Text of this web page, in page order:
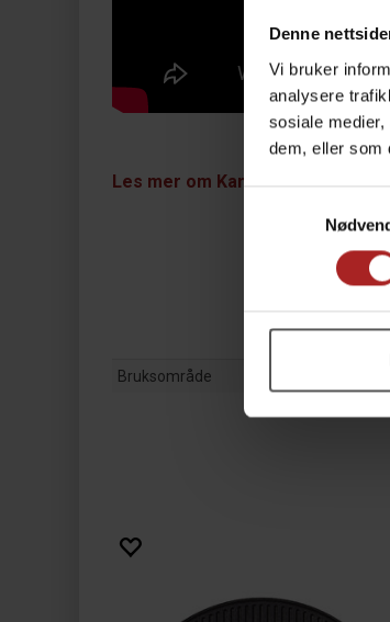
Denne
Vi bruker
analysere
sosiale
dem, eller som
Les mer om Kamado Joe her
Bruksområde